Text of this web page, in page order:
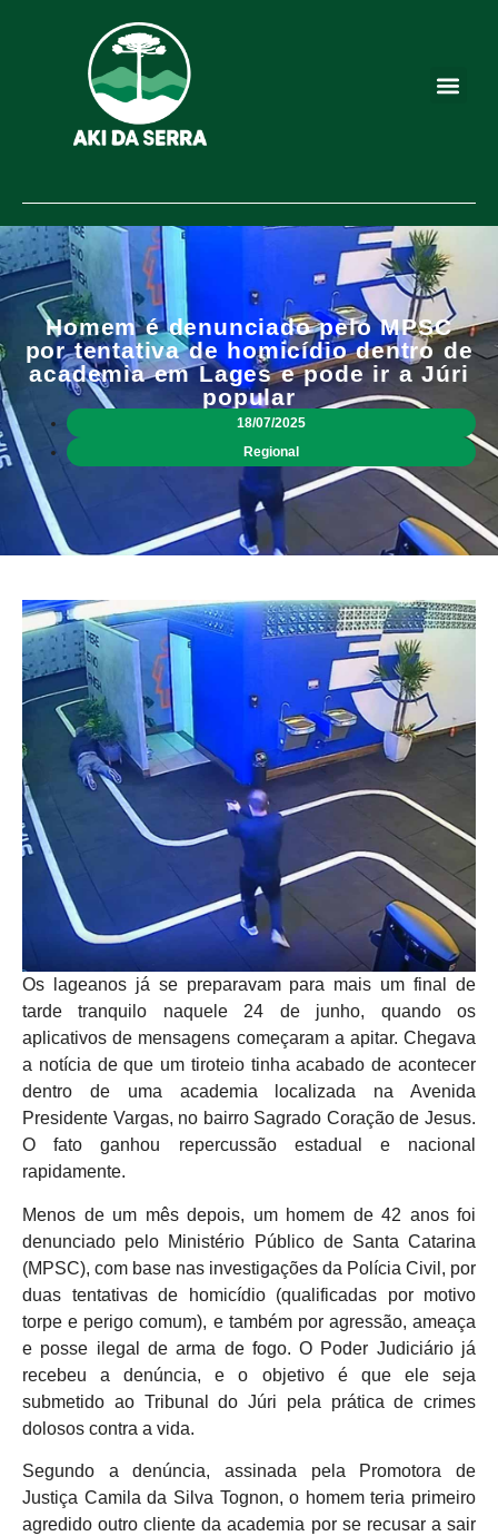
Homem é denunciado pelo MPSC
por tentativa de homicídio dentro de
academia em Lages e pode ir a Júri
popular
18/07/2025
Regional
Os lageanos já se preparavam para mais um final de
tarde tranquilo naquele 24 de junho, quando os
aplicativos de mensagens começaram a apitar. Chegava
a notícia de que um tiroteio tinha acabado de acontecer
dentro de uma academia localizada na Avenida
Presidente Vargas, no bairro Sagrado Coração de Jesus.
O fato ganhou repercussão estadual e nacional
rapidamente.
Menos de um mês depois, um homem de 42 anos foi
denunciado pelo Ministério Público de Santa Catarina
(MPSC), com base nas investigações da Polícia Civil, por
duas tentativas de homicídio (qualificadas por motivo
torpe e perigo comum), e também por agressão, ameaça
e posse ilegal de arma de fogo. O Poder Judiciário já
recebeu a denúncia, e o objetivo é que ele seja
submetido ao Tribunal do Júri pela prática de crimes
dolosos contra a vida.
Segundo a denúncia, assinada pela Promotora de
Justiça Camila da Silva Tognon, o homem teria primeiro
agredido outro cliente da academia por se recusar a sair